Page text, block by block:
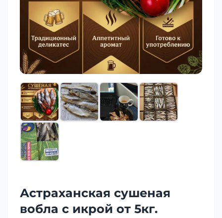
Астраханская сушеная
вобла с икрой от 5кг.